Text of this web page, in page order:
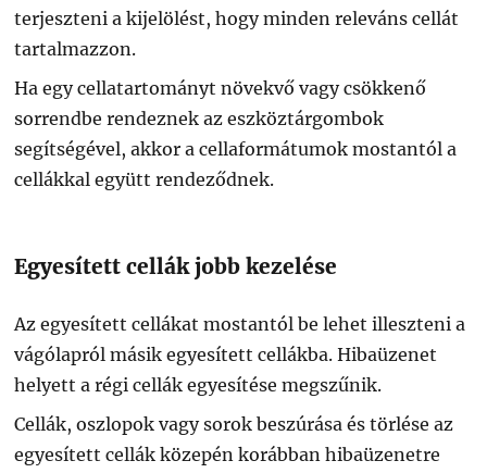
terjeszteni a kijelölést, hogy minden releváns cellát
tartalmazzon.
Ha egy cellatartományt növekvő vagy csökkenő
sorrendbe rendeznek az eszköztárgombok
segítségével, akkor a cellaformátumok mostantól a
cellákkal együtt rendeződnek.
Egyesített cellák jobb kezelése
Az egyesített cellákat mostantól be lehet illeszteni a
vágólapról másik egyesített cellákba. Hibaüzenet
helyett a régi cellák egyesítése megszűnik.
Cellák, oszlopok vagy sorok beszúrása és törlése az
egyesített cellák közepén korábban hibaüzenetre